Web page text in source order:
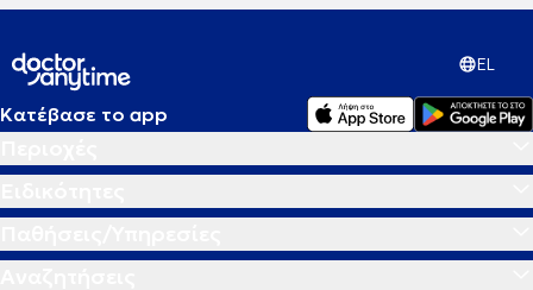
EL
Κατέβασε το app